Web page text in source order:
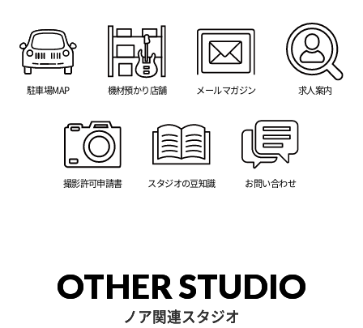
駐車場MAP 機材預かり店舗 メールマガジン 求人案内
撮影許可申請書 スタジオの豆知識 お問い合わせ
OTHER STUDIO
ノア関連スタジオ